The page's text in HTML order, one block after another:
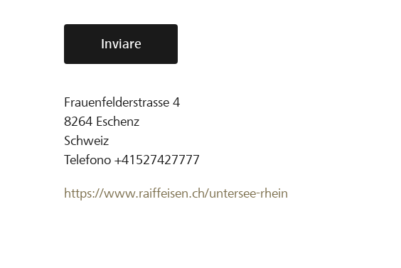
Inviare
Frauenfelderstrasse 4
8264 Eschenz
Schweiz
Telefono +41527427777
https://www.raiffeisen.ch/untersee-rhein